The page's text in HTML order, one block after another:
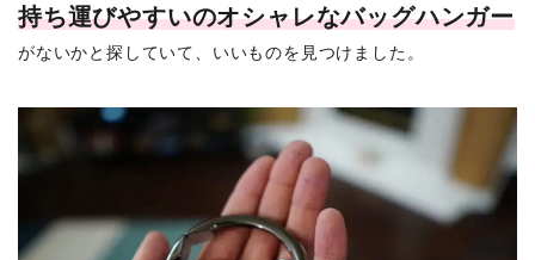
持ち運びやすいのオシャレなバッグハンガー
がないかと探していて、いいものを見つけました。